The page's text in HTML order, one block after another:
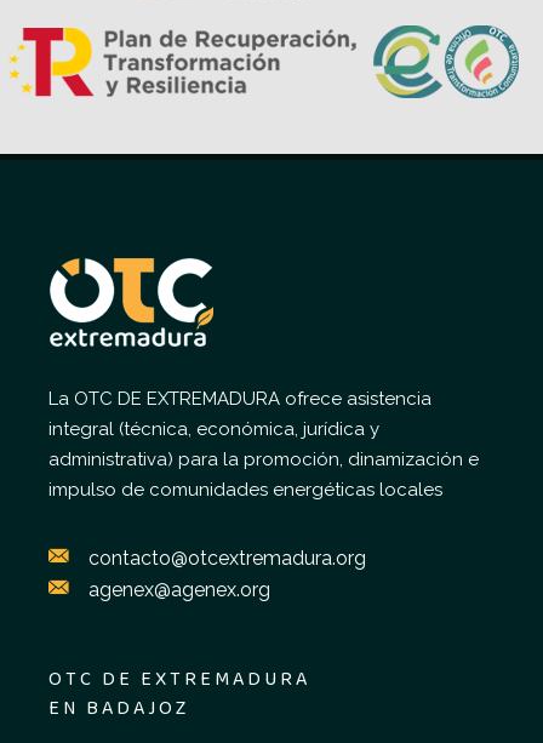
La OTC DE EXTREMADURA ofrece asistencia
integral (técnica, económica, jurídica y
administrativa) para la promoción, dinamización e
impulso de comunidades energéticas locales
contacto@otcextremadura.org
agenex@agenex.org
OTC DE EXTREMADURA
EN BADAJOZ